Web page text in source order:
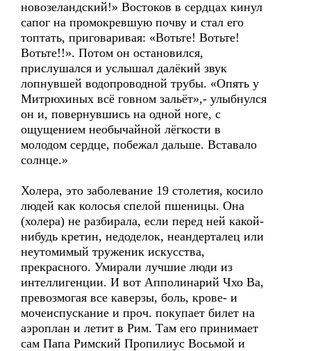
новозеландский!» Востоков в сердцах кинул
сапог на промокревшую почву и стал его
топтать, приговаривая: «Вотьте! Вотьте!
Вотьте!!». Потом он остановился,
прислушался и услышал далёкий звук
лопнувшей водопроводной трубы. «Опять у
Митрюхиных всё говном зальёт»,- улыбнулся
он и, повернувшись на одной ноге, с
ощущением необычайной лёгкости в
молодом сердце, побежал дальше. Вставало
солнце.»
Холера, это заболевание 19 столетия, косило
людей как колосья спелой пшеницы. Она
(холера) не разбирала, если перед ней какой-
нибудь кретин, недоделок, неандерталец или
неутомимый труженик искусства,
прекрасного. Умирали лучшие люди из
интеллигенции. И вот Апполинарий Чхо Ва,
превозмогая все каверзы, боль, крове- и
мочеиспускание и проч. покупает билет на
аэроплан и летит в Рим. Там его принимает
сам Папа Римский Пропилиус Восьмой и